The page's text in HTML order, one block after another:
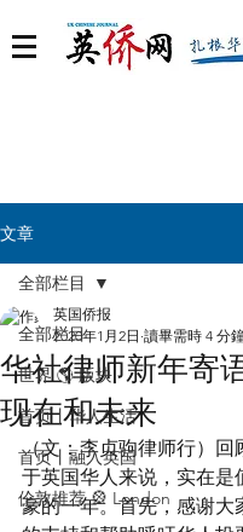
文章
全部栏目
世界 🌎 版块
首页丨华人生活
首页丨融入英国
伦敦推荐 🎡 London
全部栏目
华社律师新年寄
现在和未来
英国侨报
2020年1月2日 讀畢需時 4 分
（文：李贞驹律师行）回
于英国华人来说，实在是
豪的一年。首先，感谢大